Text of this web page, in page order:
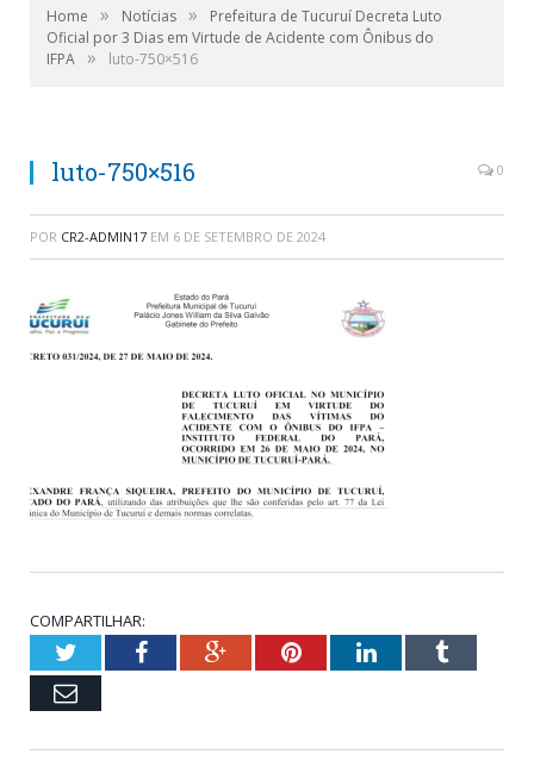
Home » Notícias »
Prefeitura de Tucuruí Decreta Luto
Oficial por 3 Dias em Virtude de Acidente com Ônibus do
IFPA » luto-750×516
luto-750×516 0
POR CR2-ADMIN17 EM 6 DE SETEMBRO DE 2024
COMPARTILHAR:
TwitterFacebookGoogle+PinterestLinkedInTumblr
Email